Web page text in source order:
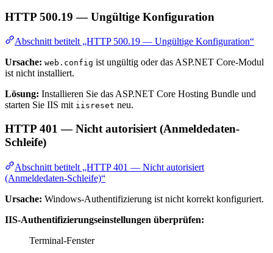
HTTP 500.19 — Ungültige Konfiguration
Abschnitt betitelt „HTTP 500.19 — Ungültige Konfiguration“
Ursache: web.config ist ungültig oder das ASP.NET Core-Modul
ist nicht installiert.
Lösung: Installieren Sie das ASP.NET Core Hosting Bundle und
starten Sie IIS mit iisreset neu.
HTTP 401 — Nicht autorisiert (Anmeldedaten-
Schleife)
Abschnitt betitelt „HTTP 401 — Nicht autorisiert
(Anmeldedaten-Schleife)“
Ursache: Windows-Authentifizierung ist nicht korrekt konfiguriert.
IIS-Authentifizierungseinstellungen überprüfen:
Terminal-Fenster